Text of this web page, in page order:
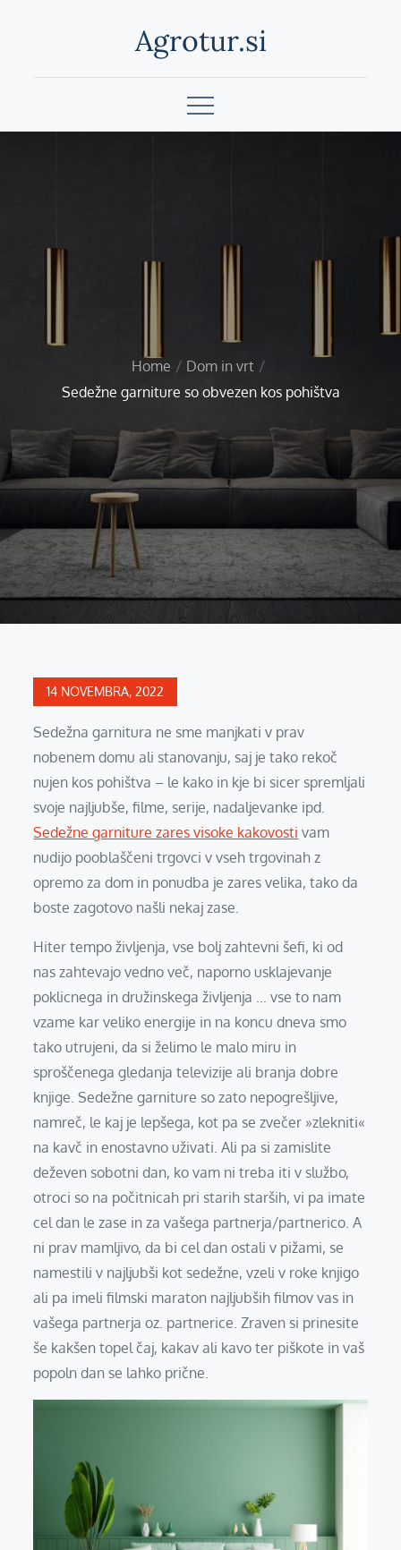
Agrotur.si
Home
Dom in vrt
Sedežne garniture so obvezen kos pohištva
Posted
14 NOVEMBRA, 2022
Sedežna garnitura ne sme manjkati v prav
nobenem domu ali stanovanju, saj je tako rekoč
nujen kos pohištva – le kako in kje bi sicer spremljali
svoje najljubše, filme, serije, nadaljevanke ipd.
Sedežne garniture zares visoke kakovosti vam
nudijo pooblaščeni trgovci v vseh trgovinah z
opremo za dom in ponudba je zares velika, tako da
boste zagotovo našli nekaj zase.
Hiter tempo življenja, vse bolj zahtevni šefi, ki od
nas zahtevajo vedno več, naporno usklajevanje
poklicnega in družinskega življenja … vse to nam
vzame kar veliko energije in na koncu dneva smo
tako utrujeni, da si želimo le malo miru in
sproščenega gledanja televizije ali branja dobre
knjige. Sedežne garniture so zato nepogrešljive,
namreč, le kaj je lepšega, kot pa se zvečer »zlekniti«
na kavč in enostavno uživati. Ali pa si zamislite
deževen sobotni dan, ko vam ni treba iti v službo,
otroci so na počitnicah pri starih starših, vi pa imate
cel dan le zase in za vašega partnerja/partnerico. A
ni prav mamljivo, da bi cel dan ostali v pižami, se
namestili v najljubši kot sedežne, vzeli v roke knjigo
ali pa imeli filmski maraton najljubših filmov vas in
vašega partnerja oz. partnerice. Zraven si prinesite
še kakšen topel čaj, kakav ali kavo ter piškote in vaš
popoln dan se lahko prične.